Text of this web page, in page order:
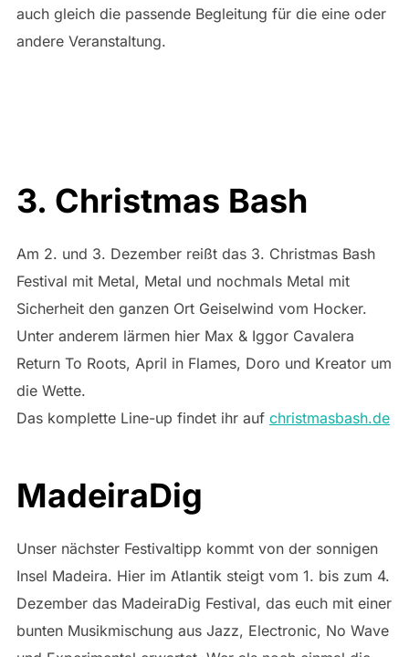
auch gleich die passende Begleitung für die eine oder
andere Veranstaltung.
3. Christmas Bash
Am 2. und 3. Dezember reißt das 3. Christmas Bash
Festival mit Metal, Metal und nochmals Metal mit
Sicherheit den ganzen Ort Geiselwind vom Hocker.
Unter anderem lärmen hier Max & Iggor Cavalera
Return To Roots, April in Flames, Doro und Kreator um
die Wette.
Das komplette Line-up findet ihr auf christmasbash.de
MadeiraDig
Unser nächster Festivaltipp kommt von der sonnigen
Insel Madeira. Hier im Atlantik steigt vom 1. bis zum 4.
Dezember das MadeiraDig Festival, das euch mit einer
bunten Musikmischung aus Jazz, Electronic, No Wave